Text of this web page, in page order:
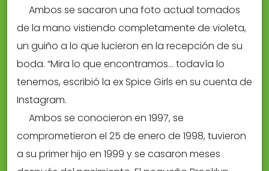
Ambos se sacaron una foto actual tomados
de la mano vistiendo completamente de violeta,
un guiño a lo que lucieron en la recepción de su
boda. “Mira lo que encontramos… todavía lo
tenemos, escribió la ex Spice Girls en su cuenta de
Instagram.
Ambos se conocieron en 1997, se
comprometieron el 25 de enero de 1998, tuvieron
a su primer hijo en 1999 y se casaron meses